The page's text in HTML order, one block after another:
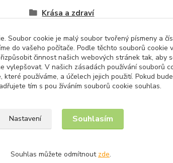
Krása a zdraví
Upravit sběr cookies.
Soubor cookie je malý soubor tvořený písmeny a
do vašeho počítače. Podle těchto souborů cookie
činnost našich webových stránek tak, aby
vylepšovat. V našich zásadách používání souborů
které používáme, a účelech jejich použití. Pokud
tím s pou žíváním souborů cookie souhlas.
Nastavení Souhlasím
Souhlas můžete odmítnout zde.